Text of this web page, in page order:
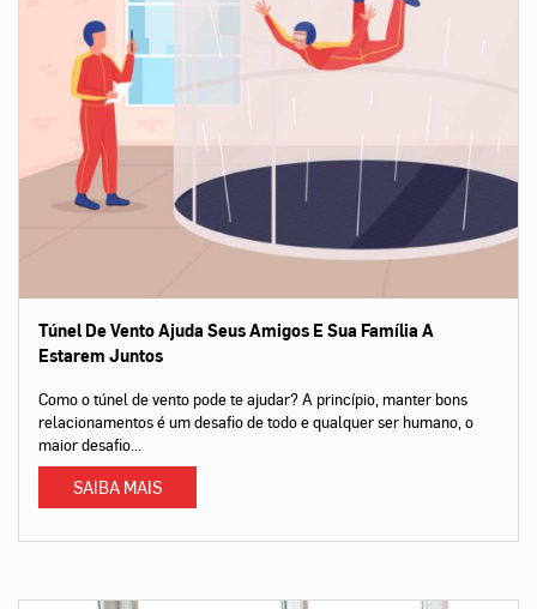
Túnel De Vento Ajuda Seus Amigos E Sua Família A
Estarem Juntos
Como o túnel de vento pode te ajudar? A princípio, manter bons
relacionamentos é um desafio de todo e qualquer ser humano, o
maior desafio...
SAIBA MAIS